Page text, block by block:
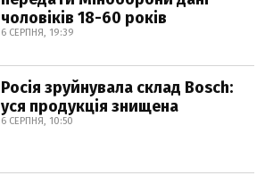
чоловіків 18-60 років
6 СЕРПНЯ, 19:39
Росія зруйнувала склад Bosch:
уся продукція знищена
6 СЕРПНЯ, 10:50